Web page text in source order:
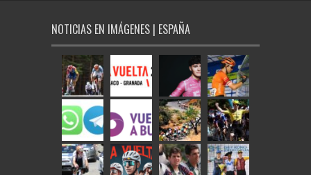
NOTICIAS EN IMÁGENES | ESPAÑA